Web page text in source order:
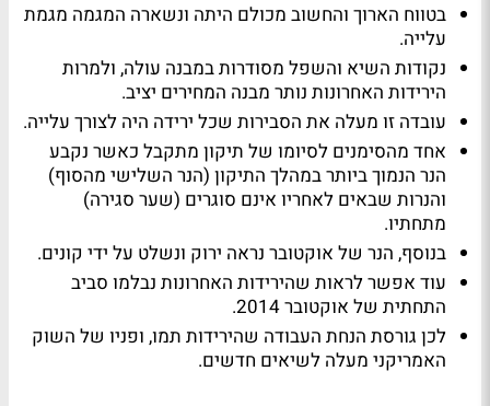
בטווח הארוך והחשוב מכולם היתה ונשארה המגמה מגמת
עלייה.
נקודות השיא והשפל מסודרות במבנה עולה, ולמרות
הירידות האחרונות נותר מבנה המחירים יציב.
עובדה זו מעלה את הסבירות שכל ירידה היה לצורך עלייה.
אחד מהסימנים לסיומו של תיקון מתקבל כאשר נקבע
הנר הנמוך ביותר במהלך התיקון (הנר השלישי מהסוף)
והנרות שבאים לאחריו אינם סוגרים (שער סגירה)
מתחתיו.
בנוסף, הנר של אוקטובר נראה ירוק ונשלט על ידי קונים.
עוד אפשר לראות שהירידות האחרונות נבלמו סביב
התחתית של אוקטובר 2014.
לכן גורסת הנחת העבודה שהירידות תמו, ופניו של השוק
האמריקני מעלה לשיאים חדשים.